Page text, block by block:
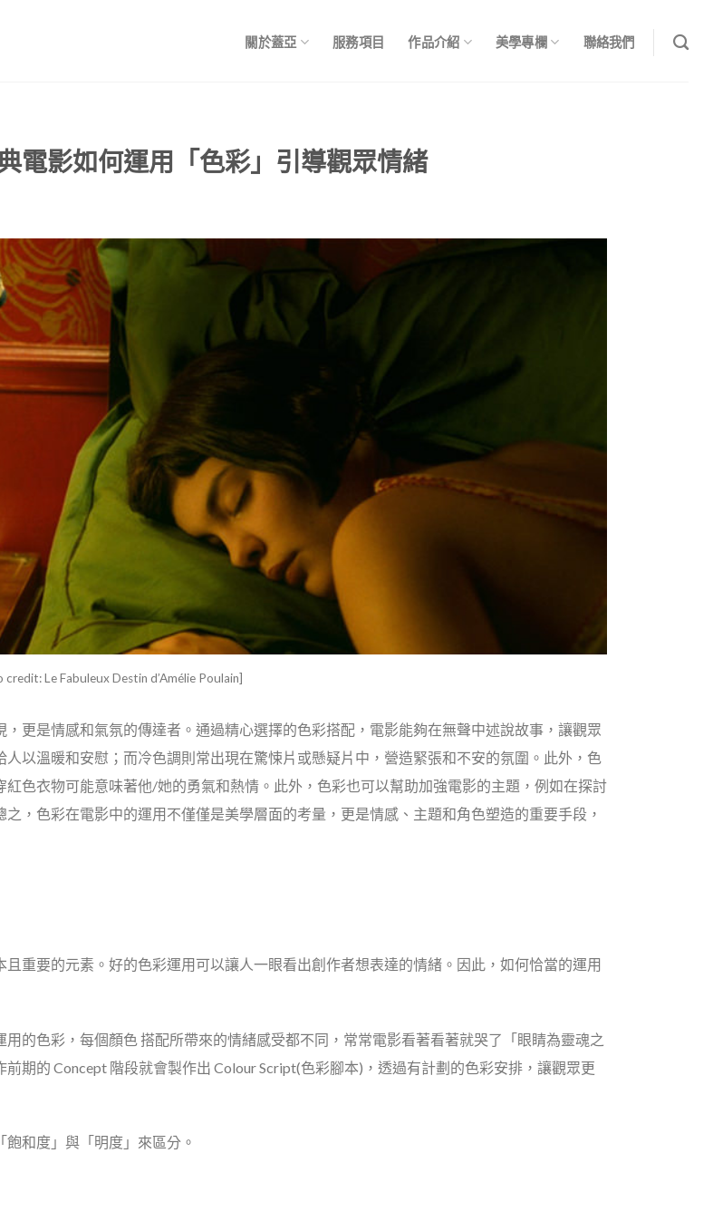
關於蓋亞 服務項目 作品介紹 美學專欄 聯絡我們
電影如何運用「色彩」引導觀眾情緒
credit: Le Fabuleux Destin d’Amélie Poulain]
更是情感和氣氛的傳達者。通過精心選擇的色彩搭配，電影能夠在無聲中述說故事，讓觀眾
以溫暖和安慰；而冷色調則常出現在驚悚片或懸疑片中，營造緊張和不安的氛圍。此外，色
色衣物可能意味著他/她的勇氣和熱情。此外，色彩也可以幫助加強電影的主題，例如在探討
，色彩在電影中的運用不僅僅是美學層面的考量，更是情感、主題和角色塑造的重要手段，
重要的元素。好的色彩運用可以讓人一眼看出創作者想表達的情緒。因此，如何恰當的運用
的色彩，每個顏色 搭配所帶來的情緒感受都不同，常常電影看著看著就哭了
「眼睛為靈魂之
前期的 Concept 階段就會製作出 Colour Script(色彩腳本)，透過有計劃的色彩安排，讓觀眾更
和度」與「明度」來區分。